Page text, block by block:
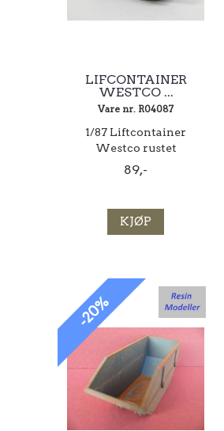
LIFCONTAINER
WESTCO ...
Vare nr. R04087
1/87 Liftcontainer
Westco rustet
89,-
KJØP
-20%